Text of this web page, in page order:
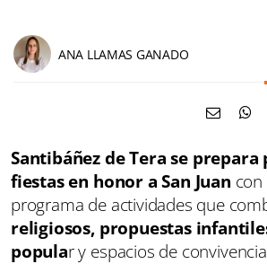
ANA LLAMAS GANADO
Santibáñez de Tera se
fiestas en honor a San Juan
programa de actividades que
religiosos, propuestas
popular y espacios de